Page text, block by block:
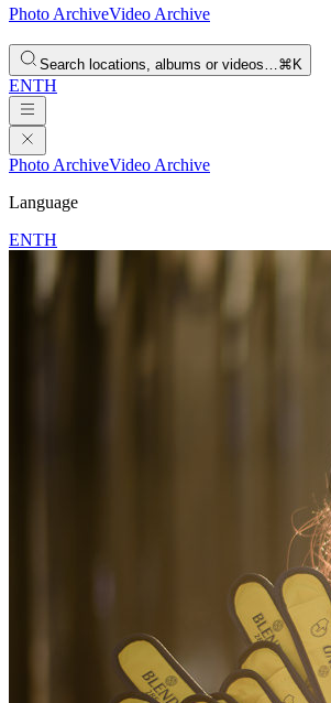
Photo ArchiveVideo Archive
Search locations, albums or videos…⌘K
ENTH
Photo ArchiveVideo Archive
Language
ENTH